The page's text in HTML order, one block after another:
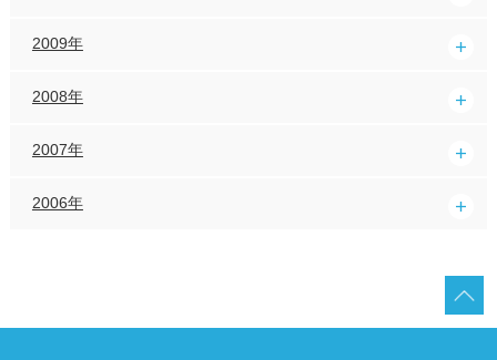
2009年
2008年
2007年
2006年